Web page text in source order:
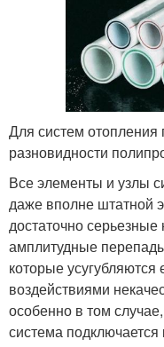
Для систем отопления
разновидности
Все элементы и узлы
даже вполне штатной
достаточно серьезные
амплитудные
которые
воздействиями
особенно в том
система